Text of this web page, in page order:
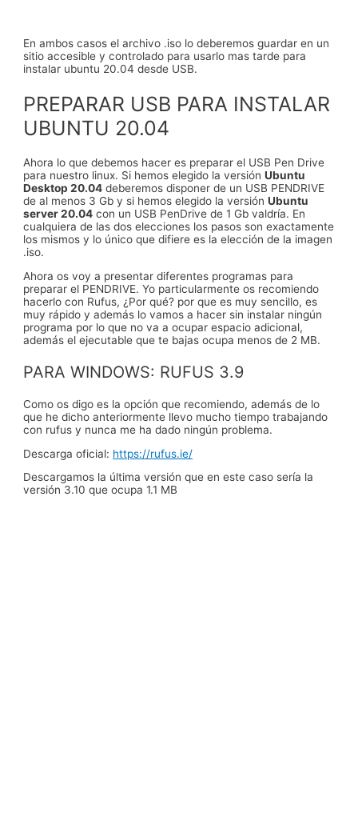
En ambos casos el archivo .iso lo deberemos guardar en un
sitio accesible y controlado para usarlo mas tarde para
instalar ubuntu 20.04 desde USB.
PREPARAR USB PARA INSTALAR
UBUNTU 20.04
Ahora lo que debemos hacer es preparar el USB Pen Drive
para nuestro linux. Si hemos elegido la versiónUbuntu
Desktop 20.04 deberemos disponer de un USB PENDRIVE
de al menos 3 Gb y si hemos elegido la versiónUbuntu
server 20.04 con un USB PenDrive de 1 Gb valdría. En
cualquiera de las dos elecciones los pasos son exactamente
los mismos y lo único que difiere es la elección de la imagen
.iso.
Ahora os voy a presentar diferentes programas para
preparar el PENDRIVE. Yo particularmente os recomiendo
hacerlo con Rufus, ¿Por qué? por que es muy sencillo, es
muy rápido y además lo vamos a hacer sin instalar ningún
programa por lo que no va a ocupar espacio adicional,
además el ejecutable que te bajas ocupa menos de 2 MB.
PARA WINDOWS: RUFUS 3.9
Como os digo es la opción que recomiendo, además de lo
que he dicho anteriormente llevo mucho tiempo trabajando
con rufus y nunca me ha dado ningún problema.
Descarga oficial: https://rufus.ie/
Descargamos la última versión que en este caso sería la
versión 3.10 que ocupa 1.1 MB